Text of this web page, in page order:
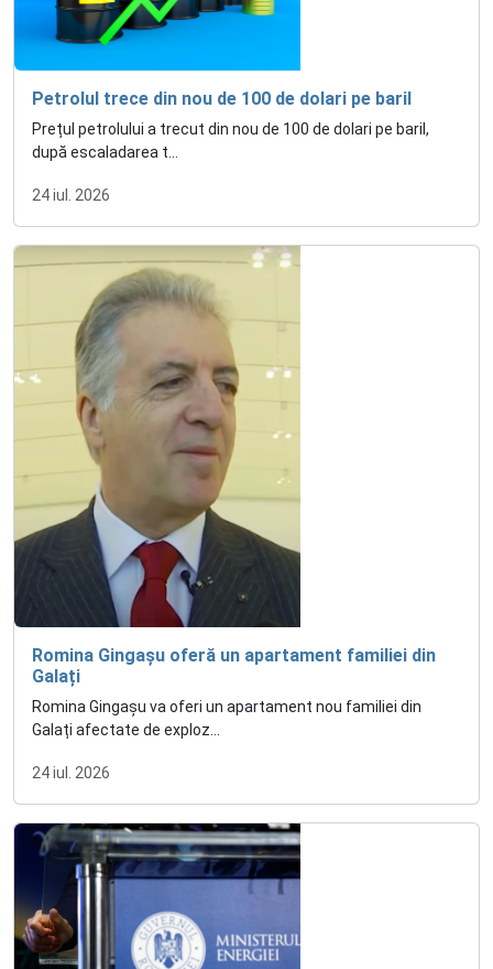
Petrolul trece din nou de 100 de dolari pe baril
Prețul petrolului a trecut din nou de 100 de dolari pe baril,
după escaladarea t...
24 iul. 2026
Romina Gingașu oferă un apartament familiei din
Galați
Romina Gingașu va oferi un apartament nou familiei din
Galați afectate de exploz...
24 iul. 2026